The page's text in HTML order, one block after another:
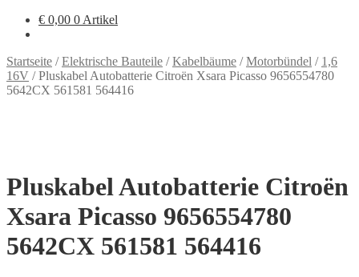
€ 0,00 0 Artikel
Startseite /Elektrische Bauteile /Kabelbäume /Motorbündel / 1,6
16V /Pluskabel Autobatterie Citroën Xsara Picasso 9656554780
5642CX 561581 564416
Pluskabel Autobatterie Citroën
Xsara Picasso 9656554780
5642CX 561581 564416